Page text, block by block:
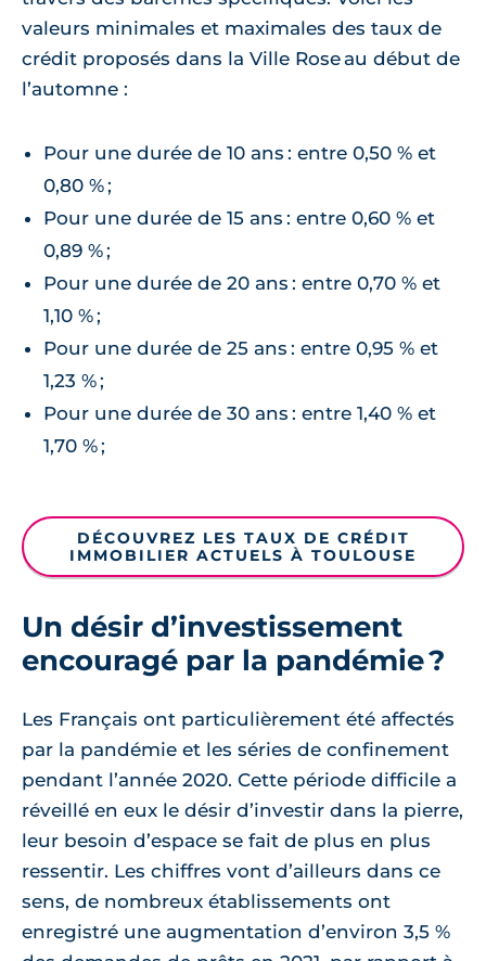
valeurs minimales et maximales des taux de
crédit proposés dans la Ville Rose au début de
l’automne :
Pour une durée de 10 ans : entre 0,50 % et
0,80 % ;
Pour une durée de 15 ans : entre 0,60 % et
0,89 % ;
Pour une durée de 20 ans : entre 0,70 % et
1,10 % ;
Pour une durée de 25 ans : entre 0,95 % et
1,23 % ;
Pour une durée de 30 ans : entre 1,40 % et
1,70 % ;
DÉCOUVREZ LES TAUX DE CRÉDIT
IMMOBILIER ACTUELS À TOULOUSE
Un désir d’investissement
encouragé par la pandémie ?
Les Français ont particulièrement été affectés
par la pandémie et les séries de confinement
pendant l’année 2020. Cette période difficile a
réveillé en eux le désir d’investir dans la pierre,
leur besoin d’espace se fait de plus en plus
ressentir. Les chiffres vont d’ailleurs dans ce
sens, de nombreux établissements ont
enregistré une augmentation d’environ 3,5 %